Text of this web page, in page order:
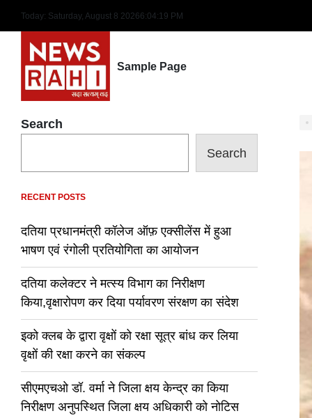
content
Today: Saturday, August 8 20266:04:20 PM
Sample Page
Search
Search
RECENT POSTS
दतिया प्रधानमंत्री कॉलेज ऑफ़ एक्सीलेंस में हुआ
भाषण एवं रंगोली प्रतियोगिता का आयोजन
दतिया कलेक्टर ने मत्स्य विभाग का निरीक्षण
किया,वृक्षारोपण कर दिया पर्यावरण संरक्षण का संदेश
इको क्लब के द्वारा वृक्षों को रक्षा सूत्र बांध कर लिया
वृक्षों की रक्षा करने का संकल्प
सीएमएचओ डॉ. वर्मा ने जिला क्षय केन्द्र का किया
निरीक्षण अनुपस्थित जिला क्षय अधिकारी को नोटिस